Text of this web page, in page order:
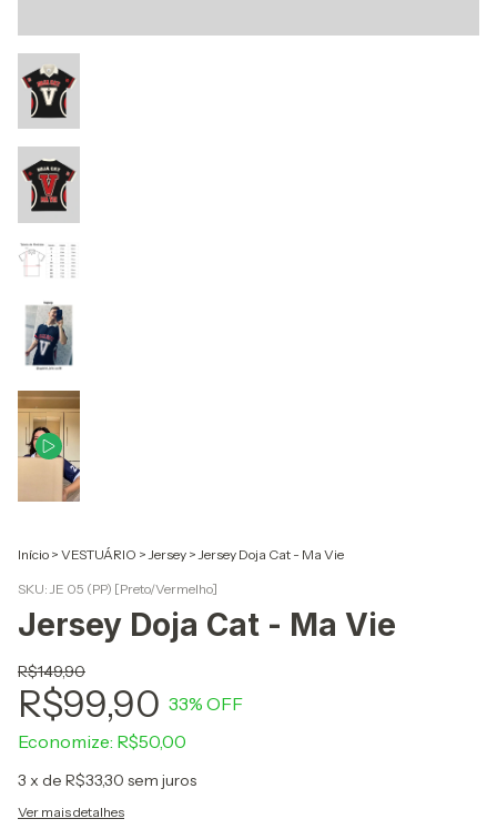
Início > VESTUÁRIO > Jersey > Jersey Doja Cat - Ma Vie
SKU: JE 05 (PP) [Preto/Vermelho]
Jersey Doja Cat - Ma Vie
R$149,90
R$99,90 33% OFF
Economize: R$50,00
3 x de R$33,30 sem juros
Ver mais detalhes